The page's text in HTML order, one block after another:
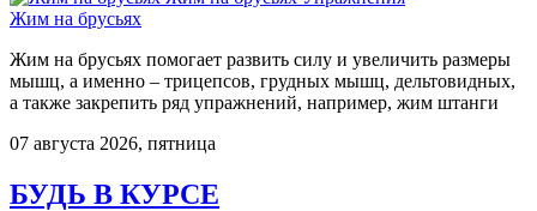
Жим на брусьях
Жим на брусьях помогает развить силу и увеличить размеры
мышц, а именно – трицепсов, грудных мышц, дельтовидных,
а также закрепить ряд упражнений, например, жим штанги
07 августа 2026, пятница
БУДЬ В КУРСЕ